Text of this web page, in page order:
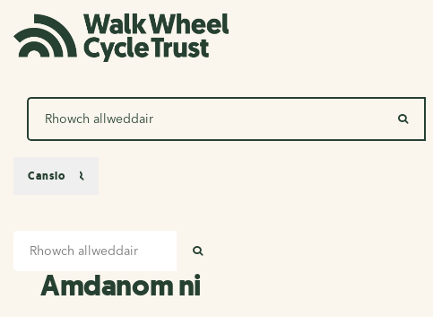
SEARCH
Chwilio
Amdanom ni
Amdanom ni
Canslo